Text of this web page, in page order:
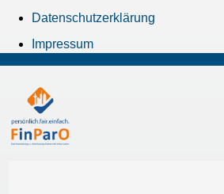
Datenschutzerklärung
Impressum